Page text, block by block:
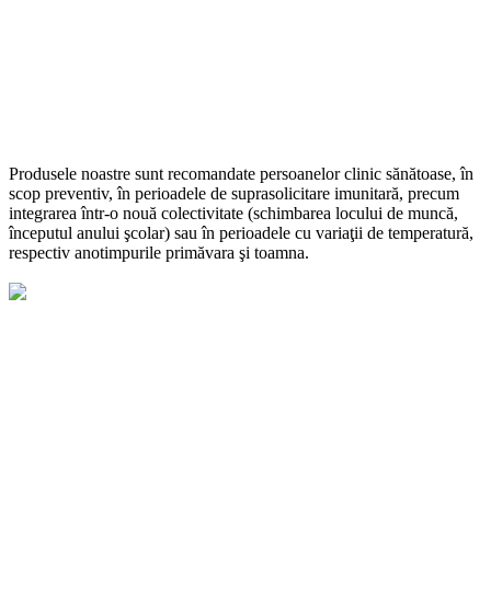
Produsele noastre sunt recomandate persoanelor clinic sănătoase, în
scop preventiv, în perioadele de suprasolicitare imunitară, precum
integrarea într-o nouă colectivitate (schimbarea locului de muncă,
începutul anului şcolar) sau în perioadele cu variaţii de temperatură,
respectiv anotimpurile primăvara şi toamna.